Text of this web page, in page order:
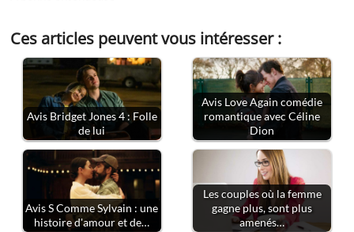
Ces articles peuvent vous intéresser :
Avis Bridget Jones 4 : Folle
de lui
Avis Love Again comédie
romantique avec Céline
Dion
Avis S Comme Sylvain : une
histoire d'amour et de…
Les couples où la femme
gagne plus, sont plus
amenés…